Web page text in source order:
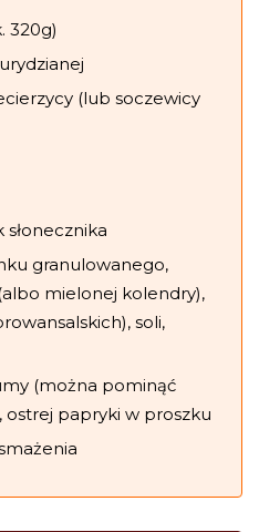
320g)
(lub soczewicy
granulowanego,
mielonej kolendry),
soli,
(można pominąć
ostrej papryki w proszku